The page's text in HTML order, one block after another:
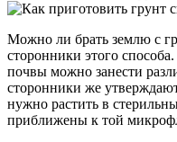
Можно ли брать землю с
сторонники этого
почвы можно занести
сторонники же
нужно растить в
приближены к той